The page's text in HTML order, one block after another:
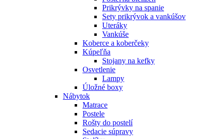
Prikrývky na spanie
Sety prikrývok a vankúšov
Uteráky
Vankúše
Koberce a koberčeky
Kúpeľňa
Stojany na kefky
Osvetlenie
Lampy
Úložné boxy
Nábytok
Matrace
Postele
Rošty do postelí
Sedacie súpravy